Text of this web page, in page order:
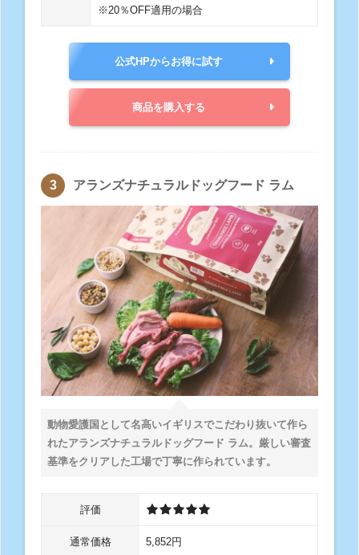
※20％OFF適用の場合
公式HPからお得に試す
商品を購入する
アランズナチュラルドッグフード ラム
動物愛護国として名高いイギリスでこだわり抜いて作ら
れたアランズナチュラルドッグフード ラム。厳しい審査
基準をクリアした工場で丁寧に作られています。
評価
通常価格 5,852円